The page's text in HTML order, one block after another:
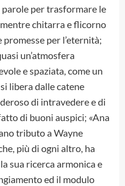
per trasformare le
chitarra e flicorno
per l’eternità;
un’atmosfera
e spaziata, come un
libera dalle catene
di intravedere e di
di buoni auspici; «Ana
tributo a Wayne
più di ogni altro, ha
sua ricerca armonica e
ed il modulo